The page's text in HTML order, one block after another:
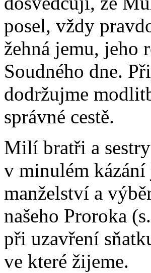
posel, vždy
žehná jemu, jeho
Soudného dne.
dodržujme
správné cestě.
Milí bratři a
v minulém kázání
manželství a
našeho Proroka
při uzavření
ve které žijeme.